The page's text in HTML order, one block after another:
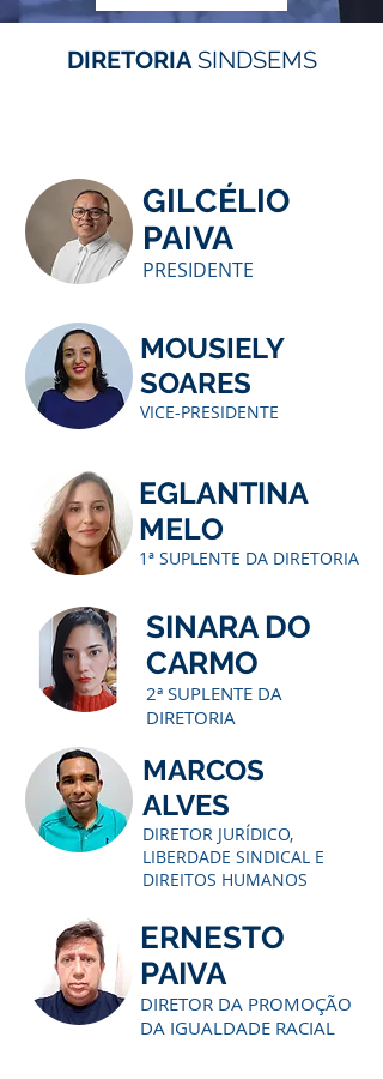
DIRETORIA SINDSEMS
GILCÉLIO
PAIVA
PRESIDENTE
MOUSIELY
SOARES
VICE-PRESIDENTE
EGLANTINA
MELO
1ª SUPLENTE DA DIRETORIA
SINARA DO
CARMO
2ª SUPLENTE DA
DIRETORIA
MARCOS
ALVES
DIRETOR JURÍDICO,
LIBERDADE SINDICAL E
DIREITOS HUMANOS
ERNESTO
PAIVA
DIRETOR DA PROMOÇÃO
DA IGUALDADE RACIAL